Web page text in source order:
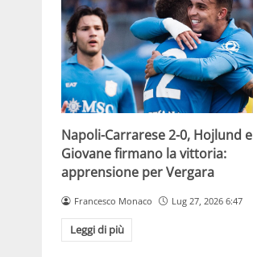
Napoli-Carrarese 2-0, Hojlund e
Giovane firmano la vittoria:
apprensione per Vergara
Francesco Monaco Lug 27, 2026 6:47
Leggi di più